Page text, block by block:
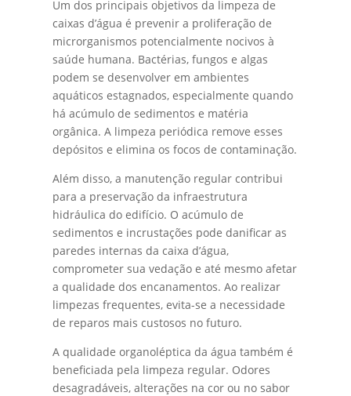
Um dos principais objetivos da limpeza de
caixas d’água é prevenir a proliferação de
microrganismos potencialmente nocivos à
saúde humana. Bactérias, fungos e algas
podem se desenvolver em ambientes
aquáticos estagnados, especialmente quando
há acúmulo de sedimentos e matéria
orgânica. A limpeza periódica remove esses
depósitos e elimina os focos de contaminação.
Além disso, a manutenção regular contribui
para a preservação da infraestrutura
hidráulica do edifício. O acúmulo de
sedimentos e incrustações pode danificar as
paredes internas da caixa d’água,
comprometer sua vedação e até mesmo afetar
a qualidade dos encanamentos. Ao realizar
limpezas frequentes, evita-se a necessidade
de reparos mais custosos no futuro.
A qualidade organoléptica da água também é
beneficiada pela limpeza regular. Odores
desagradáveis, alterações na cor ou no sabor